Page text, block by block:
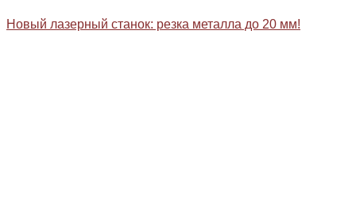
Новый лазерный станок: резка металла до 20 мм!